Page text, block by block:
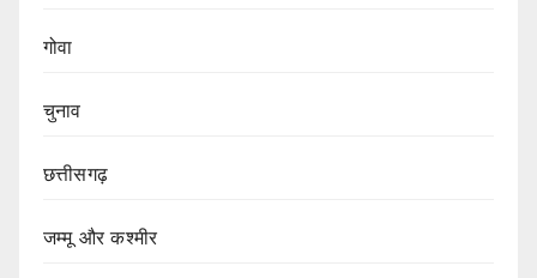
गोवा
चुनाव
छत्तीसगढ़
जम्मू और कश्मीर